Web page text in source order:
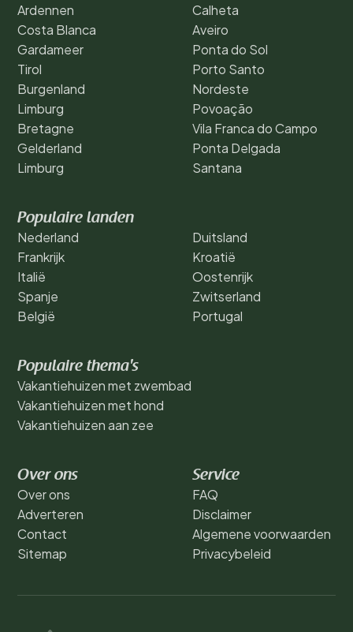
Ardennen
Costa Blanca
Gardameer
Tirol
Burgenland
Limburg
Bretagne
Gelderland
Limburg
Calheta
Aveiro
Ponta do Sol
Porto Santo
Nordeste
Povoação
Vila Franca do Campo
Ponta Delgada
Santana
Populaire landen
Nederland
Frankrijk
Italië
Spanje
België
Duitsland
Kroatië
Oostenrijk
Zwitserland
Portugal
Populaire thema's
Vakantiehuizen met zwembad
Vakantiehuizen met hond
Vakantiehuizen aan zee
Over ons
Over ons
Adverteren
Contact
Sitemap
Service
FAQ
Disclaimer
Algemene voorwaarden
Privacybeleid